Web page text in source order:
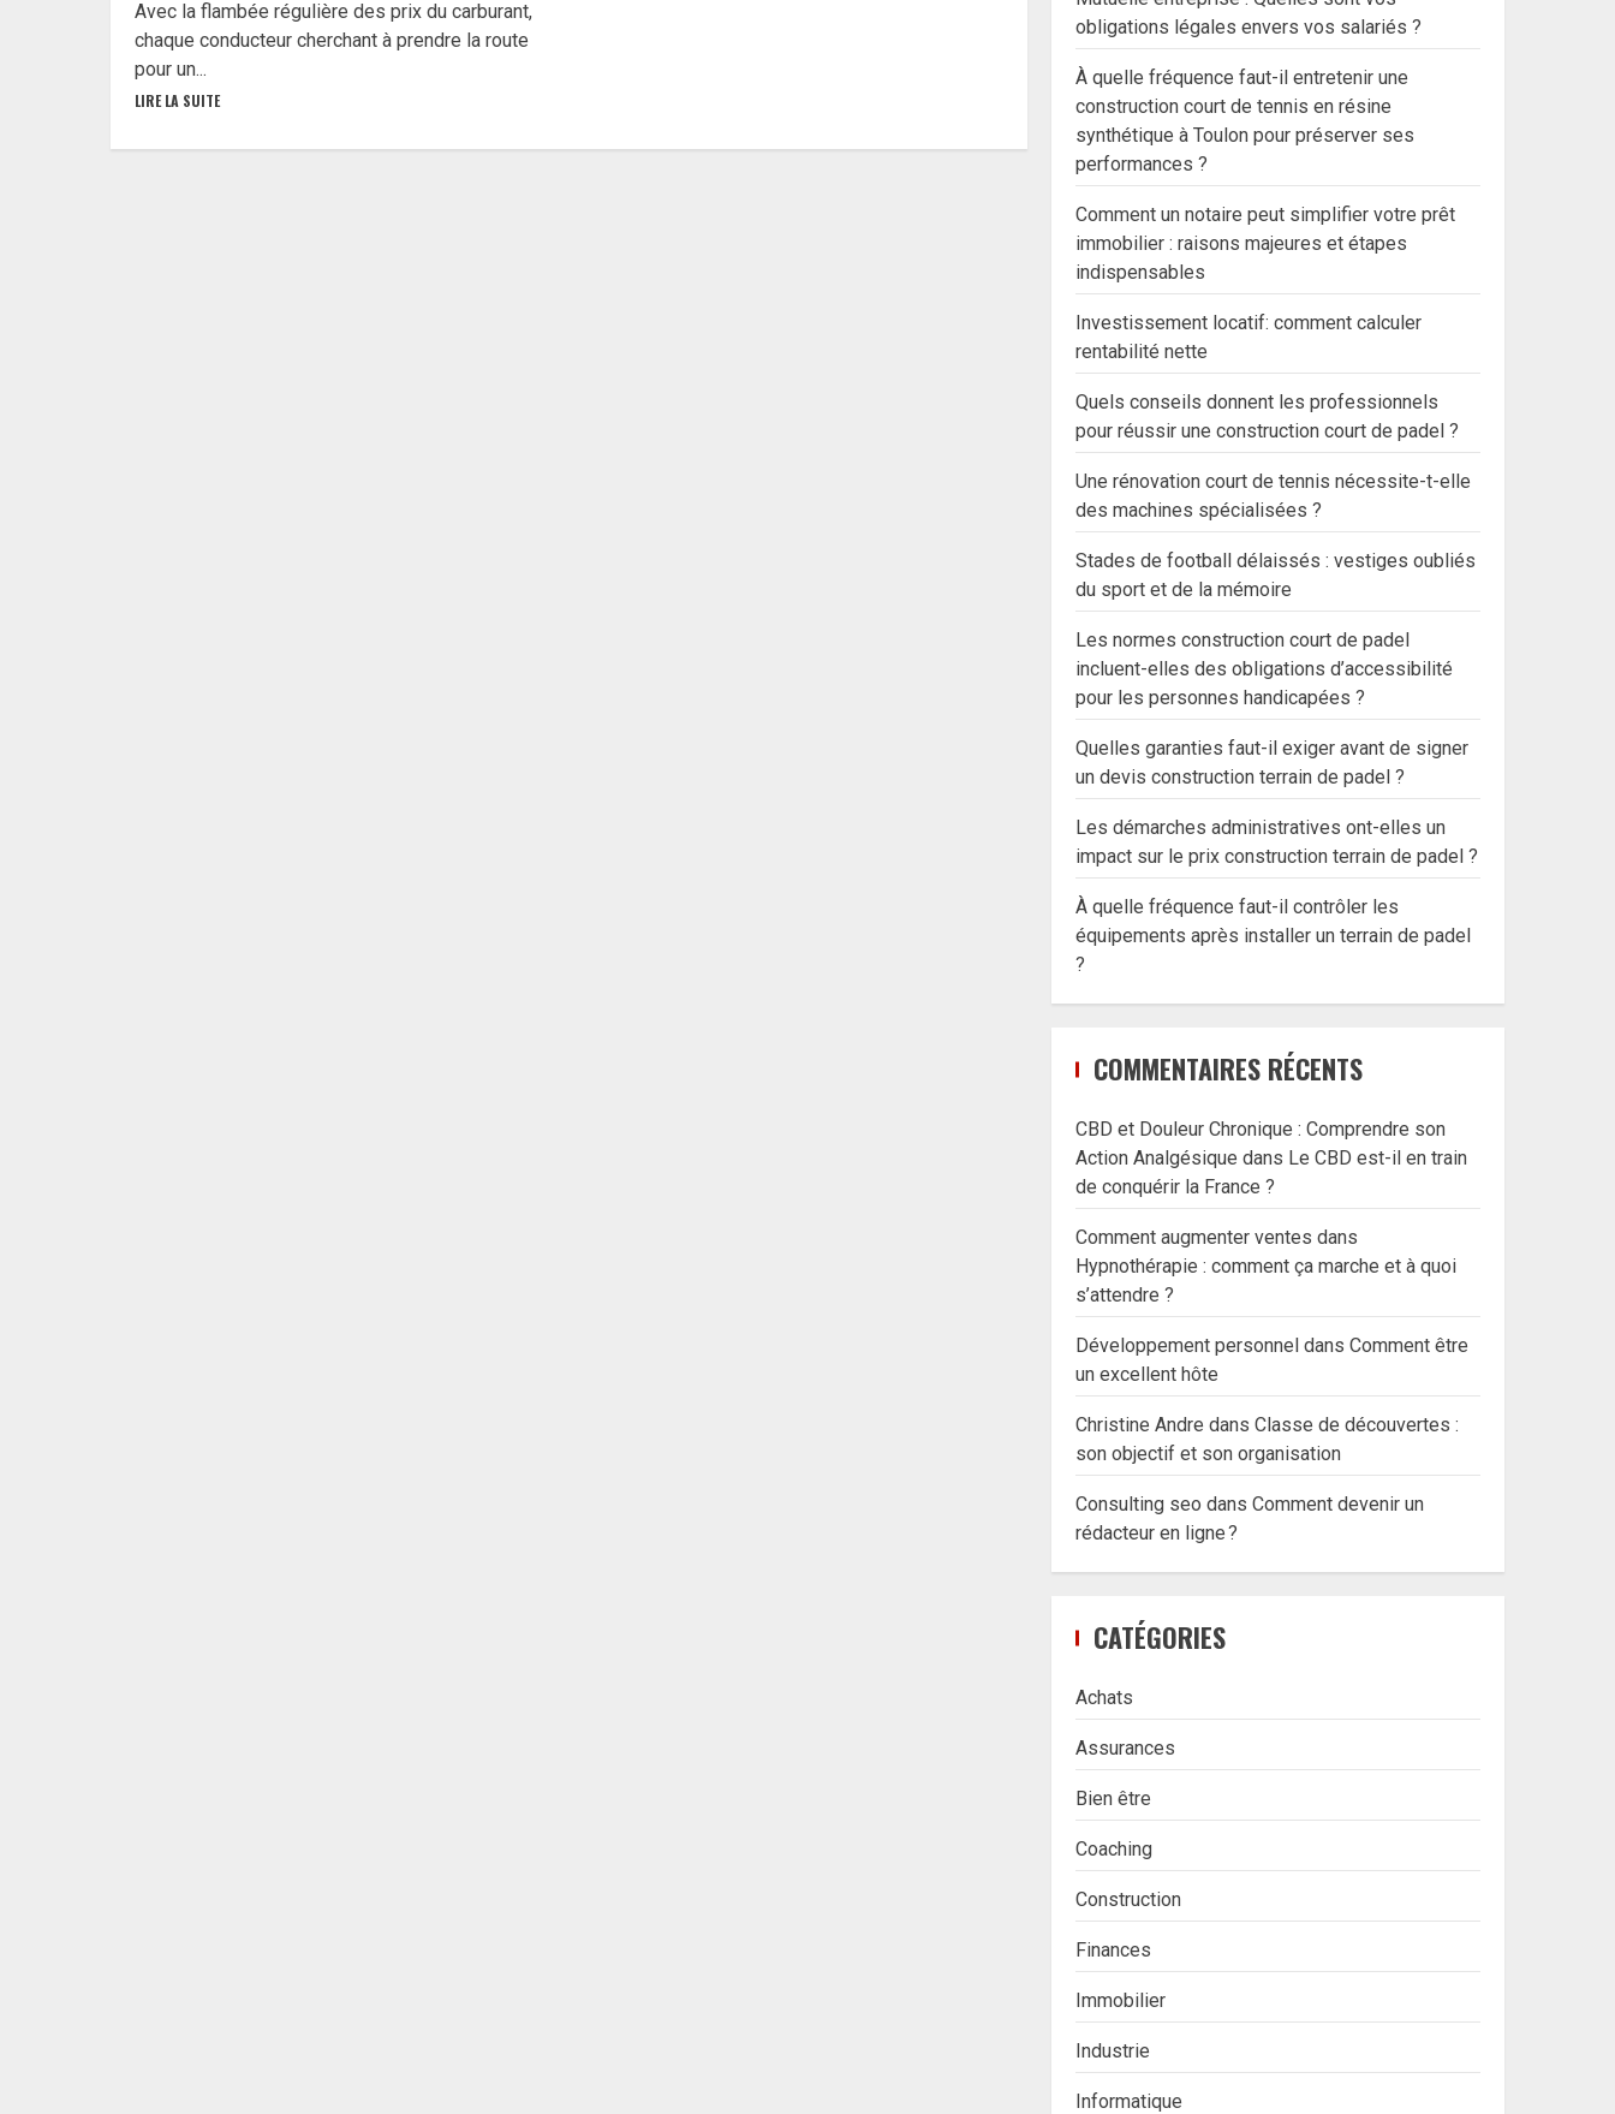
Avec la flambée régulière des prix du carburant,
chaque conducteur cherchant à prendre la route
pour un...
LIRE LA SUITE
obligations légales envers vos salariés ?
À quelle fréquence faut-il entretenir une
construction court de tennis en résine
synthétique à Toulon pour préserver ses
performances ?
Comment un notaire peut simplifier votre prêt
immobilier : raisons majeures et étapes
indispensables
Investissement locatif: comment calculer
rentabilité nette
Quels conseils donnent les professionnels
pour réussir une construction court de padel ?
Une rénovation court de tennis nécessite-t-elle
des machines spécialisées ?
Stades de football délaissés : vestiges oubliés
du sport et de la mémoire
Les normes construction court de padel
incluent-elles des obligations d’accessibilité
pour les personnes handicapées ?
Quelles garanties faut-il exiger avant de signer
un devis construction terrain de padel ?
Les démarches administratives ont-elles un
impact sur le prix construction terrain de padel ?
À quelle fréquence faut-il contrôler les
équipements après installer un terrain de padel
?
COMMENTAIRES RÉCENTS
CBD et Douleur Chronique : Comprendre son
Action Analgésique dans Le CBD est-il en train
de conquérir la France ?
Comment augmenter ventes dans
Hypnothérapie : comment ça marche et à quoi
s’attendre ?
Développement personnel dansComment être
un excellent hôte
Christine Andre dansClasse de découvertes :
son objectif et son organisation
Consulting seo dansComment devenir un
rédacteur en ligne ?
CATÉGORIES
Achats
Assurances
Bien être
Coaching
Construction
Finances
Immobilier
Industrie
Informatique